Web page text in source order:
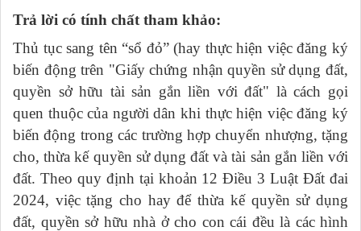
Trả lời có tính chất tham khảo:
Thủ tục sang tên “sổ đỏ” (hay thực hiện việc đăng ký
biến động trên "Giấy chứng nhận quyền sử dụng đất,
quyền sở hữu tài sản gắn liền với đất" là cách gọi
quen thuộc của người dân khi thực hiện việc đăng ký
biến động trong các trường hợp chuyển nhượng, tặng
cho, thừa kế quyền sử dụng đất và tài sản gắn liền với
đất. Theo quy định tại khoản 12 Điều 3 Luật Đất đai
2024, việc tặng cho hay để thừa kế quyền sử dụng
đất, quyền sở hữu nhà ở cho con cái đều là các hình